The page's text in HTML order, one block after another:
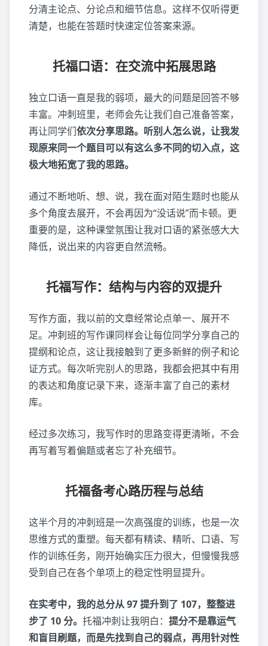
分清主论点、分论点和细节信息。这样不仅听得更
清楚，也能在答题时快速定位答案来源。
托福口语：在交流中拓展思路
独立口语一直是我的弱项，最大的问题是回答不够
丰富。冲刺班里，老师会先让我们自己准备答案，
再让同学们依次分享思路。听别人怎么说，让我发
现原来同一个题目可以有这么多不同的切入点，这
极大地拓宽了我的思路。
通过不断地听、想、说，我在面对陌生题时也能从
多个角度去展开，不会再因为“没话说”而卡顿。更
重要的是，这种课堂氛围让我对口语的紧张感大大
降低，说出来的内容更自然流畅。
托福写作：结构与内容的双提升
写作方面，我以前的文章经常论点单一、展开不
足。冲刺班的写作课同样会让每位同学分享自己的
提纲和论点，这让我接触到了更多新鲜的例子和论
证方式。每次听完别人的思路，我都会把其中有用
的表达和角度记录下来，逐渐丰富了自己的素材
库。
经过多次练习，我写作时的思路变得更清晰，不会
再写着写着偏题或者忘了补充细节。
托福备考心路历程与总结
这半个月的冲刺班是一次高强度的训练，也是一次
思维方式的重塑。每天都有精读、精听、口语、写
作的训练任务，刚开始确实压力很大，但慢慢我感
受到自己在各个单项上的稳定性明显提升。
在实考中，我的总分从 97 提升到了 107，整整进
步了 10 分。 托福冲刺让我明白： 提分不是靠运气
和盲目刷题，而是先找到自己的弱点，再用针对性